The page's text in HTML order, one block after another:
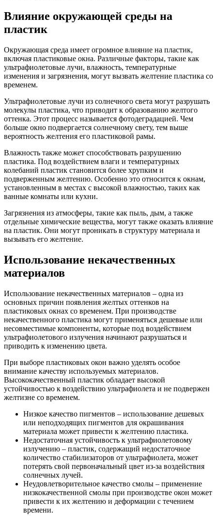
Влияние окружающей среды на
пластик
Окружающая среда имеет огромное влияние на пластик,
включая пластиковые окна. Различные факторы, такие как
ультрафиолетовые лучи, влажность, температурные
изменения и загрязнения, могут вызвать желтение пластика со
временем.
Ультрафиолетовые лучи из солнечного света могут разрушать
молекулы пластика, что приводит к образованию желтого
оттенка. Этот процесс называется фотодеградацией. Чем
больше окно подвергается солнечному свету, тем выше
вероятность желтения его пластиковой рамы.
Влажность также может способствовать разрушению
пластика. Под воздействием влаги и температурных
колебаний пластик становится более хрупким и
подверженным желтению. Особенно это относится к окнам,
установленным в местах с высокой влажностью, таких как
ванные комнаты или кухни.
Загрязнения из атмосферы, такие как пыль, дым, а также
отдельные химические вещества, могут также оказать влияние
на пластик. Они могут проникать в структуру материала и
вызывать его желтение.
Использование некачественных
материалов
Использование некачественных материалов – одна из
основных причин появления желтых оттенков на
пластиковых окнах со временем. При производстве
некачественного пластика могут применяться дешевые или
несовместимые компоненты, которые под воздействием
ультрафиолетового излучения начинают разрушаться и
приводить к изменению цвета.
При выборе пластиковых окон важно уделять особое
внимание качеству используемых материалов.
Высококачественный пластик обладает высокой
устойчивостью к воздействию ультрафиолета и не подвержен
желтизне со временем.
Низкое качество пигментов – использование дешевых
или неподходящих пигментов для окрашивания
материала может привести к желтению пластика.
Недостаточная устойчивость к ультрафиолетовому
излучению – пластик, содержащий недостаточное
количество стабилизаторов от ультрафиолета, может
потерять свой первоначальный цвет из-за воздействия
солнечных лучей.
Неудовлетворительное качество смолы – применение
низкокачественной смолы при производстве окон может
привести к их желтению и деформации с течением
времени.